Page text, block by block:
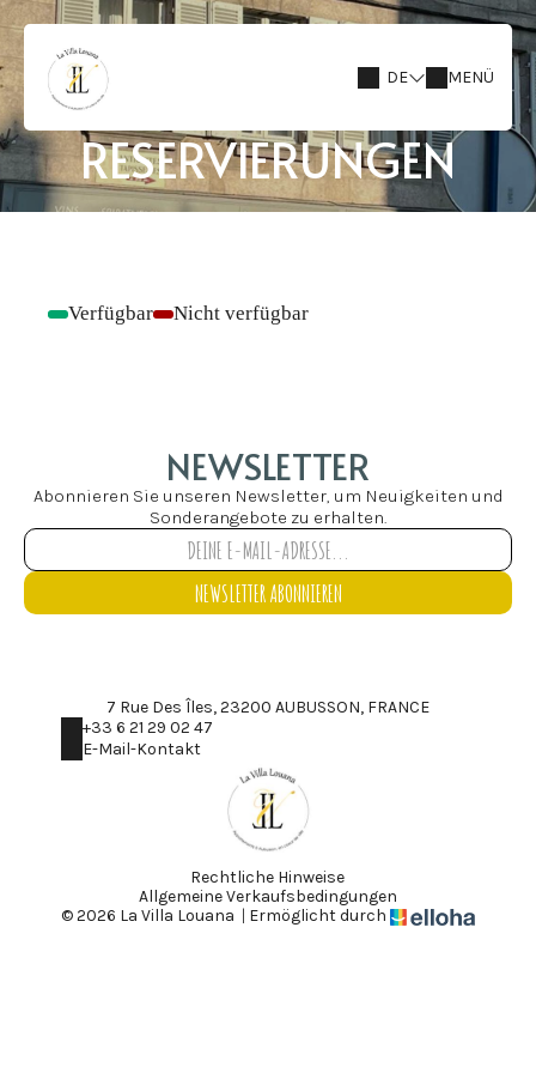
DE MENÜ
RESERVIERUNGEN
- Verfügbar - Nicht verfügbar
NEWSLETTER
Abonnieren Sie unseren Newsletter, um Neuigkeiten und
Sonderangebote zu erhalten.
NEWSLETTER ABONNIEREN
7 Rue Des Îles, 23200 AUBUSSON, FRANCE
+33 6 21 29 02 47
E-Mail-Kontakt
Rechtliche Hinweise
Allgemeine Verkaufsbedingungen
© 2026 La Villa Louana | Ermöglicht durch